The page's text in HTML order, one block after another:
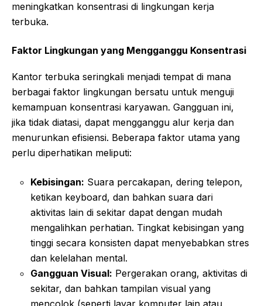
meningkatkan konsentrasi di lingkungan kerja
terbuka.
Faktor Lingkungan yang Mengganggu Konsentrasi
Kantor terbuka seringkali menjadi tempat di mana
berbagai faktor lingkungan bersatu untuk menguji
kemampuan konsentrasi karyawan. Gangguan ini,
jika tidak diatasi, dapat mengganggu alur kerja dan
menurunkan efisiensi. Beberapa faktor utama yang
perlu diperhatikan meliputi:
Kebisingan: Suara percakapan, dering telepon,
ketikan keyboard, dan bahkan suara dari
aktivitas lain di sekitar dapat dengan mudah
mengalihkan perhatian. Tingkat kebisingan yang
tinggi secara konsisten dapat menyebabkan stres
dan kelelahan mental.
Gangguan Visual: Pergerakan orang, aktivitas di
sekitar, dan bahkan tampilan visual yang